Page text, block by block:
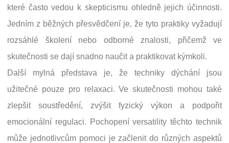
které často vedou k skepticismu ohledně jejich účinnosti.
Jedním z běžných přesvědčení je, že tyto praktiky vyžadují
rozsáhlé školení nebo odborné znalosti, přičemž ve
skutečnosti se dají snadno naučit a praktikovat kýmkoli.
Další mylná představa je, že techniky dýchání jsou
užitečné pouze pro relaxaci. Ve skutečnosti mohou také
zlepšit soustředění, zvýšit fyzický výkon a podpořit
emocionální regulaci. Pochopení versatility těchto technik
může jednotlivcům pomoci je začlenit do různých aspektů